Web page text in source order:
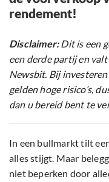
rendement!
Disclaimer:Dit is een
een derde partij en
Newsbit. Bij
gelden hoge risico’s,
dan u bereid bent te
In een bullmarkt tilt
alles stijgt. Maar
niet beperken door